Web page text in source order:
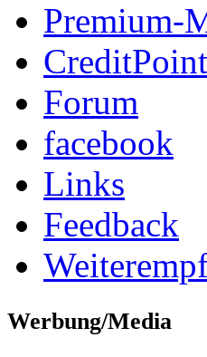
Premium-
Forum
facebook
Links
Feedback
Werbung/Media